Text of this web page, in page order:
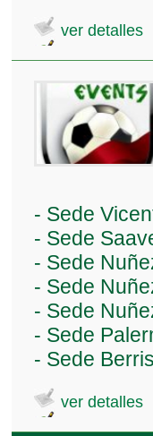
ver detalles
- Sede
- Sede
- Sede
- Sede
- Sede
- Sede
- Sede
ver detalles